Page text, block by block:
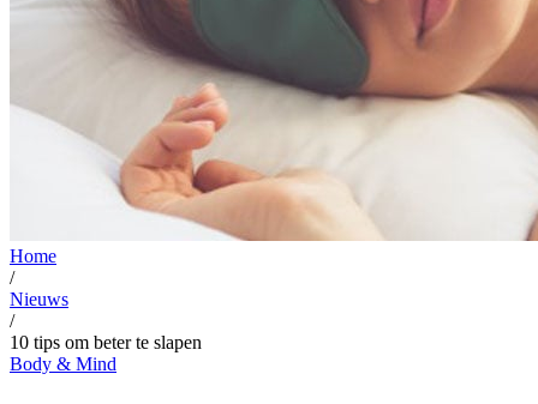
Home
/
Nieuws
/
10 tips om beter te slapen
Body & Mind